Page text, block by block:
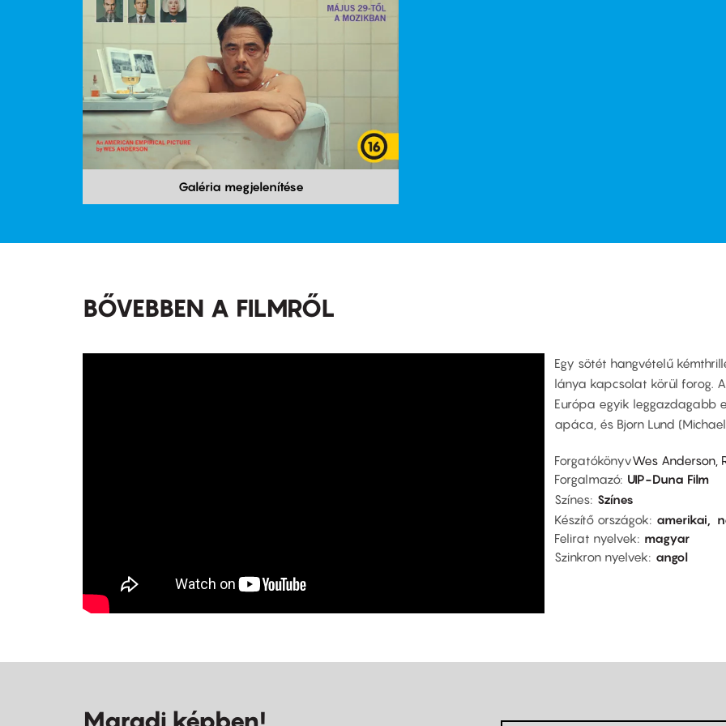
Galéria megjelenítése
BŐVEBBEN A FILMRŐL
Egy sötét hangvételű
lánya kapcsolat körül forog.
Európa egyik leggazdagabb
apáca, és Bjorn Lund
ForgatókönyvWes Anderson,
Forgalmazó UIP-Duna Film
Színes Színes
Készítő országok
amerikai
Felirat nyelvek
magyar
Szinkron nyelvek
angol